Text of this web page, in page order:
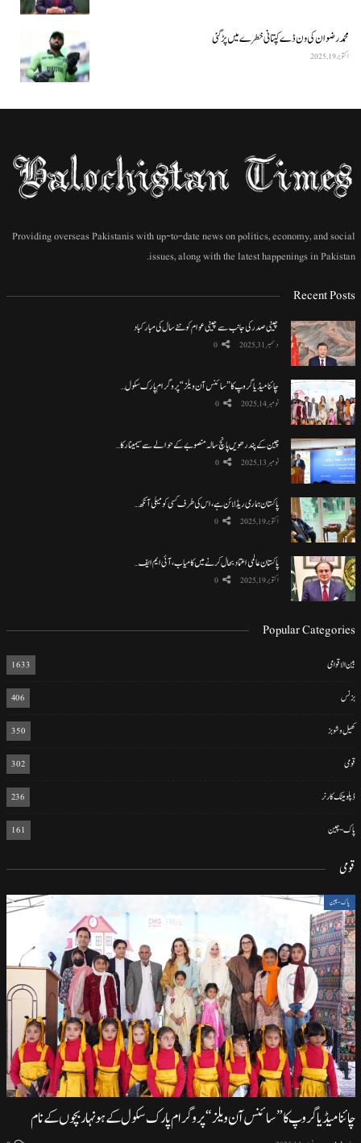
محمد رضوان کی ون ڈے کپتانی خطرے میں پڑ گئی
اکتوبر 19, 2025
Providing overseas Pakistanis with up-to-date news on politics, economy, and social
issues, along with the latest happenings in Pakistan.
Recent Posts
چینی صدر کی جانب سے چینی عوام کو نئے سال کی مبارکباد
دسمبر 31, 2025 0
چائنا میڈیا گروپ کا ”سائنس آن ویلز“ پروگرام پارک سکول…
نومبر 14, 2025 0
چین کے پندرھویں پانچ سالہ منصوبے کے حوالے سے سیمینار کا…
نومبر 13, 2025 0
پاکستان ہماری ریڈ لائن ہے، اس کی طرف کسی کو میلی آنکھ…
اکتوبر 19, 2025 0
پاکستان عالمی اعتماد بحال کرنے میں کامیاب، آئی ایم ایف…
اکتوبر 19, 2025 0
Popular Categories
بین الاقوامی 1633
بزنس 406
کھیل و شوبز 350
قومی 302
ڈپلومیٹک کارنر 236
پاک-چین 161
قومی
پاک-چین
چائنا میڈیا گروپ کا ”سائنس آن ویلز“ پروگرام پارک سکول کے ہونہار بچوں کے نام